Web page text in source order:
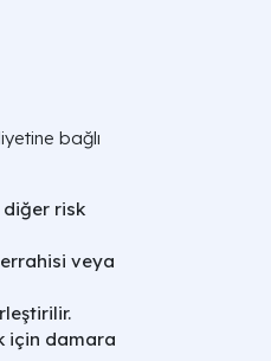
bağlı
diğer risk
veya
için damara